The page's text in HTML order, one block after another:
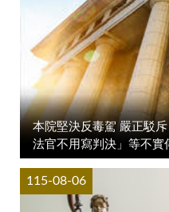
本院堅決反毒駕 嚴正駁斥「利用毒駕修法會銜程序交換
法官不用寫判決」等不實
115-08-06